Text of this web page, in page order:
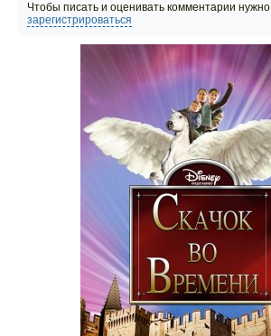
Чтобы писать и оценивать комментарии нужно
зарегистрироваться